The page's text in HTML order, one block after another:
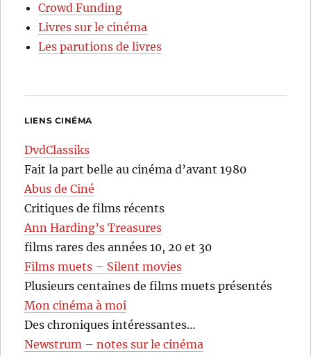
Crowd Funding
Livres sur le cinéma
Les parutions de livres
LIENS CINÉMA
DvdClassiks
Fait la part belle au cinéma d’avant 1980
Abus de Ciné
Critiques de films récents
Ann Harding’s Treasures
films rares des années 10, 20 et 30
Films muets – Silent movies
Plusieurs centaines de films muets présentés
Mon cinéma à moi
Des chroniques intéressantes…
Newstrum – notes sur le cinéma